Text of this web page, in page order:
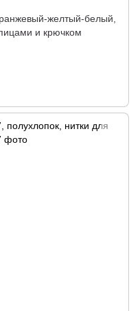
желтый-белый,
и крючком